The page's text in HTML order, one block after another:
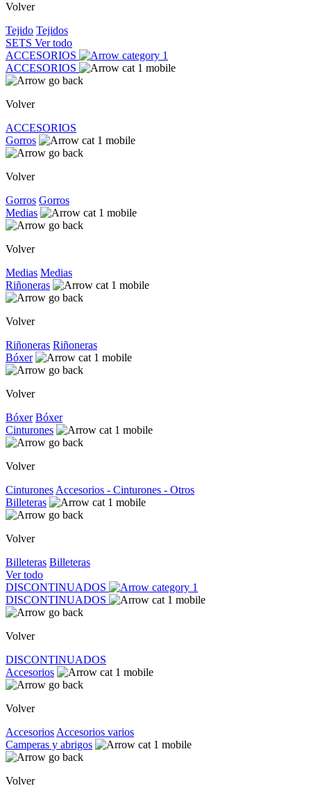
Volver
Tejido Tejidos
SETS Ver todo
ACCESORIOS
ACCESORIOS
Volver
ACCESORIOS
Gorros
Volver
Gorros Gorros
Medias
Volver
Medias Medias
Riñoneras
Volver
Riñoneras Riñoneras
Bóxer
Volver
Bóxer Bóxer
Cinturones
Volver
Cinturones Accesorios - Cinturones - Otros
Billeteras
Volver
Billeteras Billeteras
Ver todo
DISCONTINUADOS
DISCONTINUADOS
Volver
DISCONTINUADOS
Accesorios
Volver
Accesorios Accesorios varios
Camperas y abrigos
Volver